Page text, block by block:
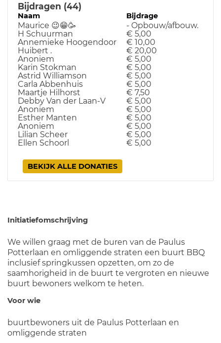
Bijdragen (44)
Naam Bijdrage
Maurice 😉😁🥳 - Opbouw/afbouw...
H Schuurman
€ 5,00
Annemieke Hoogendoor
€ 10,00
Huibert .
€ 20,00
Anoniem
€ 5,00
Karin Stokman
€ 5,00
Astrid Williamson
€ 5,00
Carla Abbenhuis
€ 5,00
Maartje Hilhorst
€ 7,50
Debby Van der Laan-V
€ 5,00
Anoniem
€ 5,00
Esther Manten
€ 5,00
Anoniem
€ 5,00
Lilian Scheer
€ 5,00
Ellen Schoorl
€ 5,00
BEKIJK ALLE DONATIES
Initiatiefomschrijving
We willen graag met de buren van de Paulus
Potterlaan en omliggende straten een buurt BBQ
inclusief springkussen opzetten, om zo de
saamhorigheid in de buurt te vergroten en nieuwe
buurt bewoners welkom te heten.
Voor wie
buurtbewoners uit de Paulus Potterlaan en
omliggende straten